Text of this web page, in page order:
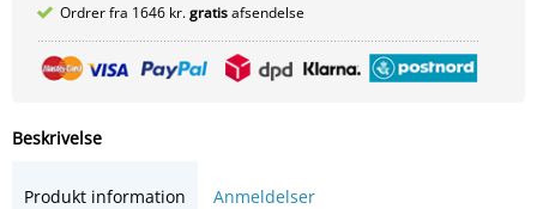
Ordrer fra 1646 kr.gratisafsendelse
Beskrivelse
Produkt information Anmeldelser